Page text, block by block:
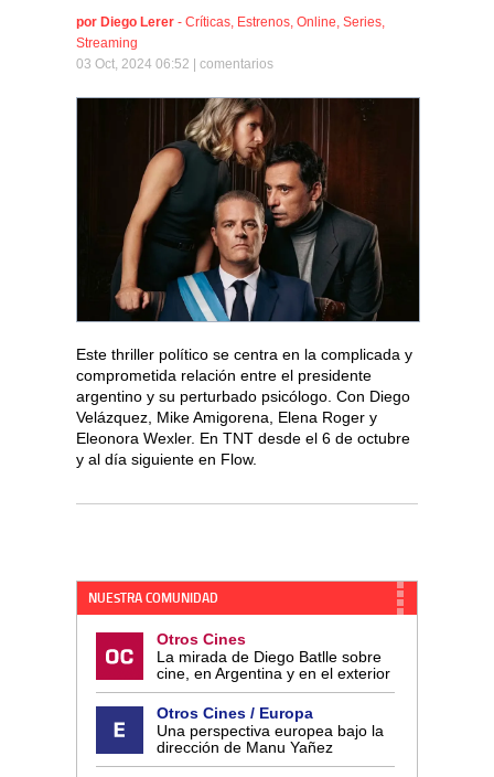
por Diego Lerer - Críticas, Estrenos, Online, Series,
Streaming
03 Oct, 2024 06:52 | comentarios
Este thriller político se centra en la complicada y
comprometida relación entre el presidente
argentino y su perturbado psicólogo. Con Diego
Velázquez, Mike Amigorena, Elena Roger y
Eleonora Wexler. En TNT desde el 6 de octubre
y al día siguiente en Flow.
NUESTRA COMUNIDAD
Otros Cines
La mirada de Diego Batlle sobre
cine, en Argentina y en el exterior
Otros Cines / Europa
Una perspectiva europea bajo la
dirección de Manu Yañez